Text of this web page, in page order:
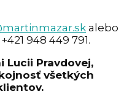
alebo
948 449 791.
Lucii Pravdovej,
všetkých